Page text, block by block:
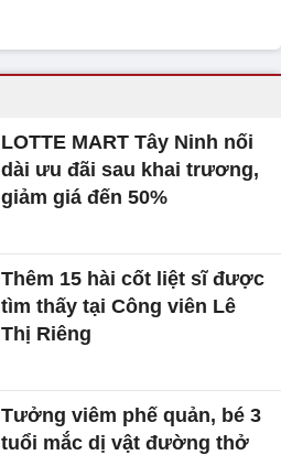
LOTTE MART Tây Ninh nối
dài ưu đãi sau khai trương,
giảm giá đến 50%
Thêm 15 hài cốt liệt sĩ được
tìm thấy tại Công viên Lê
Thị Riêng
Tưởng viêm phế quản, bé 3
tuổi mắc dị vật đường thở